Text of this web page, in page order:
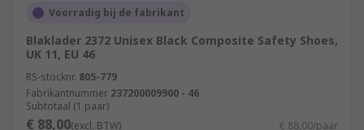
Voorradig bij de fabrikant
Blaklader 2372 Unisex Black Composite Safety Shoes,
UK 11, EU 46
RS-stocknr. 805-779
Fabrikantnummer 237200009900 - 46
Subtotaal (1 paar)
€ 88,00(excl. BTW) € 88,00/paar